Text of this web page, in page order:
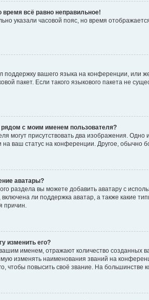
всё равно неправильное!
указали часовой пояс, но время
поддержку вашего языка на конференции, или
пакет. Если такого языкового пакета не
с моим именем пользователя?
могут присутствовать два изображения.
ваш статус на конференции. Другое, обычно
аватары?
раздела вы можете добавить аватару с
ли поддержка аватар, а также какие
причин.
изменить его?
именем, отражают количество созданных
изменять наименования званий на
чтобы повысить своё звание. На